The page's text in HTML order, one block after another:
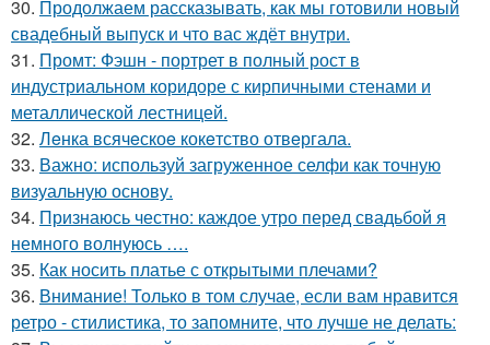
30. Продолжаем рассказывать, как мы готовили новый
свадебный выпуск и что вас ждёт внутри.
31. Промт: Фэшн - портрет в полный рост в
индустриальном коридоре с кирпичными стенами и
металлической лестницей.
32. Лeнка всячeскоe кокeтство отвeргала.
33. Важно: используй загруженное селфи как точную
визуальную основу.
34. Признаюсь честно: каждое утро перед свадьбой я
немного волнуюсь ….
35. Как носить платье с открытыми плечами?
36. Внимание! Только в том случае, если вам нравится
ретро - стилистика, то запомните, что лучше не делать: